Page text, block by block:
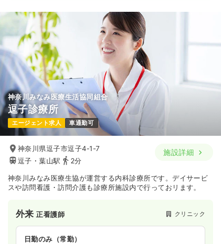
神奈川みなみ医療生活協同組合
逗子診療所
エージェント求人 車通勤可
神奈川県逗子市逗子4‐1‐7
逗子・葉山駅
2分
施設詳細
神奈川みなみ医療生協が運営する内科診療所です。デイサービ
スや訪問看護・訪問介護も診療所施設内で行っておリます。
外来正看護師 クリニック
日勤のみ（常勤）